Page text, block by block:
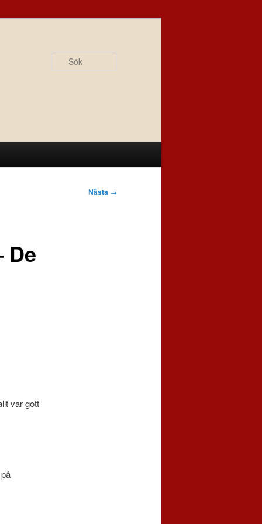
Nästa →
De
var gott